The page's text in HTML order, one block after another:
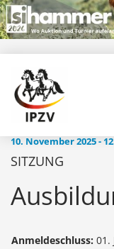
10. November 2025 -
SITZUNG
Anmeldeschluss: 01.